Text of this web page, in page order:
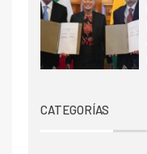
CATEGORÍAS